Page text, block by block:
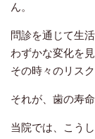
ん。
問診を通じて生
わずかな変化を見
その時々のリス
それが、歯の寿
当院では、こう